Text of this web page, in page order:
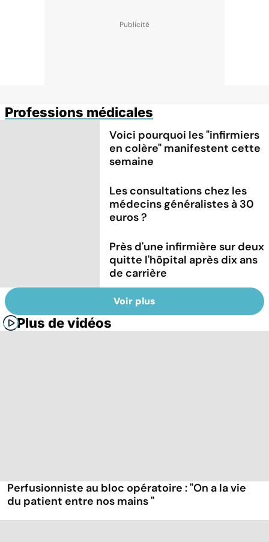
Professions médicales
Voici pourquoi les "infirmiers
en colère" manifestent cette
semaine
Les consultations chez les
médecins généralistes à 30
euros ?
Près d'une infirmière sur deux
quitte l'hôpital après dix ans
de carrière
Voir plus
Plus de vidéos
Perfusionniste au bloc opératoire : "On a la vie
du patient entre nos mains "